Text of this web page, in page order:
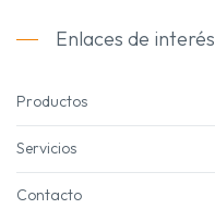
Enlaces de interés
Productos
Servicios
Contacto